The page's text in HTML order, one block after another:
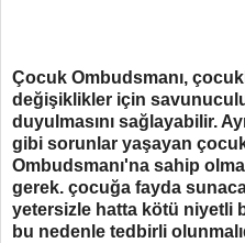
Çocuk Ombudsmanı,
değişiklikler için
duyulmasını sağlayabilir.
gibi sorunlar yaşayan
Ombudsmanı'na sahip
gerek. çocuğa fayda
yetersizle hatta kötü niyetli
bu nedenle tedbirli